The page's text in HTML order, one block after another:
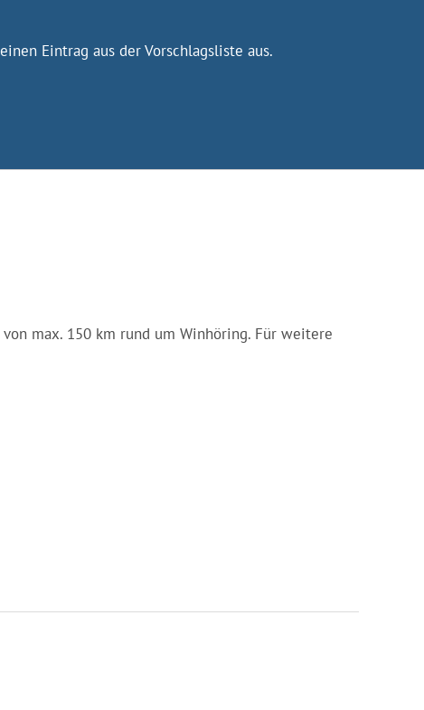
Eintrag aus der Vorschlagsliste aus.
max. 150 km rund um Winhöring. Für weitere